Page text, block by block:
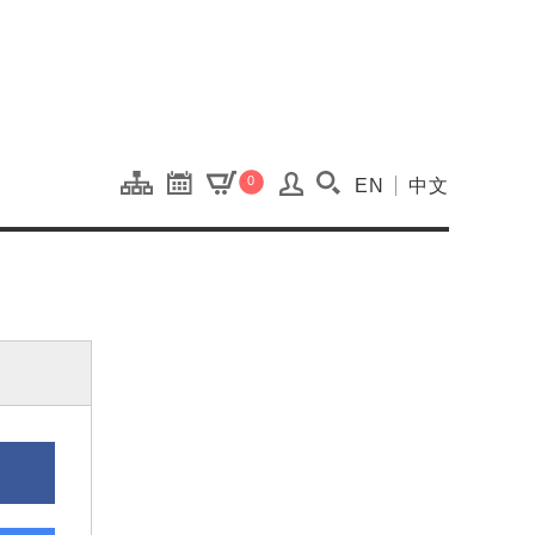
0 搜尋(開啟搜尋視窗)
EN 中文